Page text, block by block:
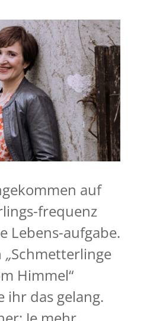
auf
frequenz
Lebens-aufgabe.
„Schmetterlinge
Himmel“
ihr das gelang.